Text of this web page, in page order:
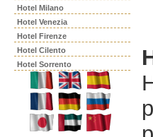
Hotel Milano
Hotel Venezia
Hotel Firenze
Hotel Cilento
Hotel Sorrento